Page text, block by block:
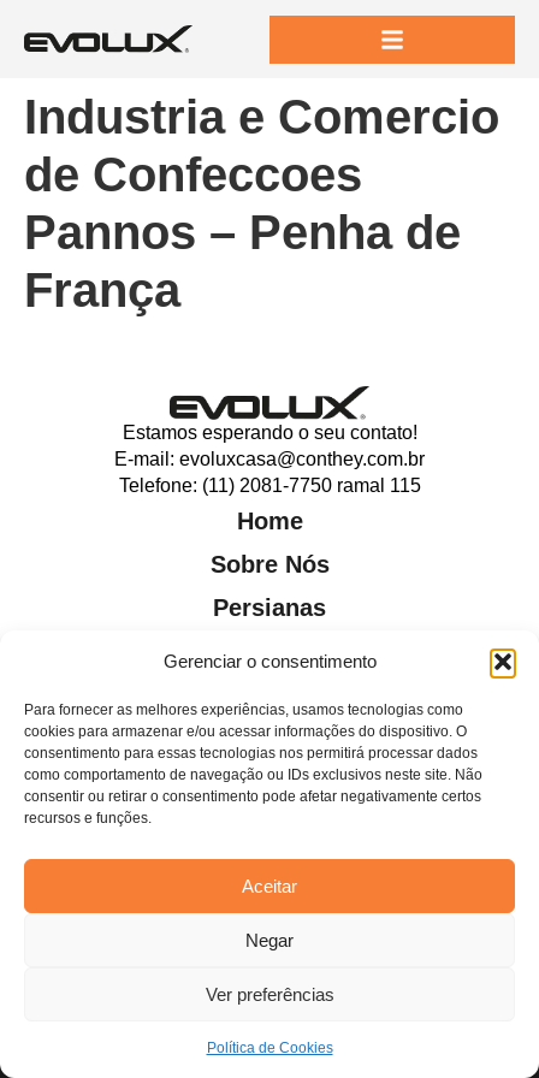
Gerenciar o consentimento
Para fornecer as melhores experiências, usamos tecnologias como
cookies para armazenar e/ou acessar informações do dispositivo. O
consentimento para essas tecnologias nos permitirá processar dados
como comportamento de navegação ou IDs exclusivos neste site. Não
consentir ou retirar o consentimento pode afetar negativamente certos
recursos e funções.
Aceitar
Negar
Ver preferências
Política de Cookies
Industria e Comercio
de Confeccoes
Pannos – Penha de
França
Estamos esperando o seu contato!
E-mail: evoluxcasa@conthey.com.br
Telefone: (11) 2081-7750 ramal 115
Home
Sobre Nós
Persianas
Todos os direitos reservados. Anfi Lab Marketing
Estamos usando cookies para oferecer a você a melhor
configurações.